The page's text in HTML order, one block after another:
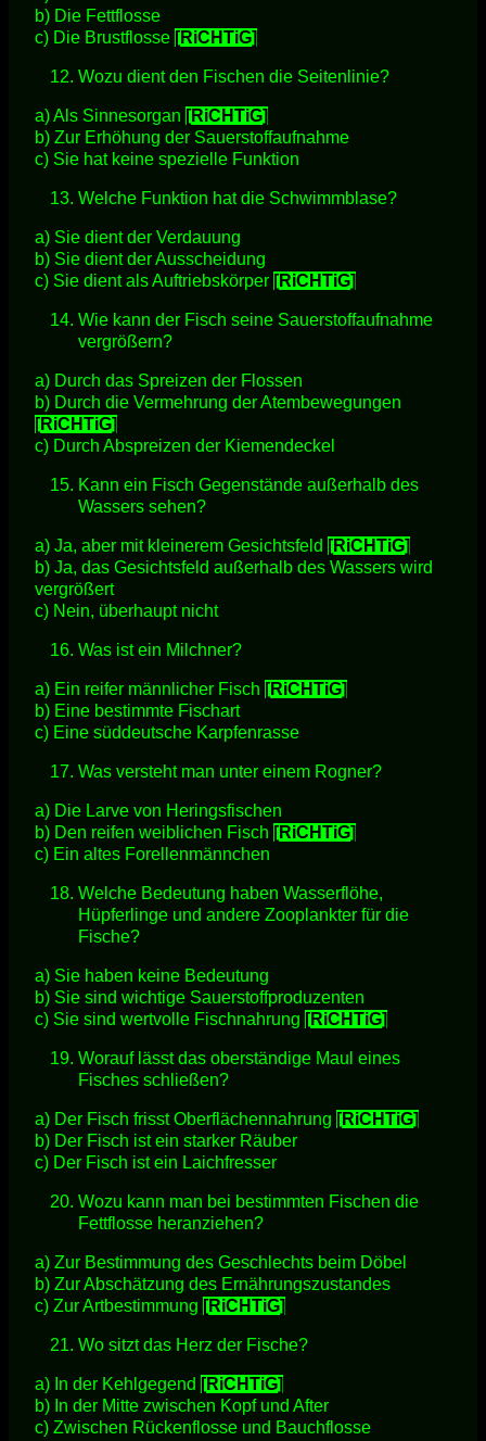
b) Die Fettflosse
c) Die Brustflosse [RiCHTiG]
Wozu dient den Fischen die Seitenlinie?
a) Als Sinnesorgan [RiCHTiG]
b) Zur Erhöhung der Sauerstoffaufnahme
c) Sie hat keine spezielle Funktion
Welche Funktion hat die Schwimmblase?
a) Sie dient der Verdauung
b) Sie dient der Ausscheidung
c) Sie dient als Auftriebskörper [RiCHTiG]
Wie kann der Fisch seine Sauerstoffaufnahme
vergrößern?
a) Durch das Spreizen der Flossen
b) Durch die Vermehrung der Atembewegungen
[RiCHTiG]
c) Durch Abspreizen der Kiemendeckel
Kann ein Fisch Gegenstände außerhalb des
Wassers sehen?
a) Ja, aber mit kleinerem Gesichtsfeld [RiCHTiG]
b) Ja, das Gesichtsfeld außerhalb des Wassers wird
vergrößert
c) Nein, überhaupt nicht
Was ist ein Milchner?
a) Ein reifer männlicher Fisch [RiCHTiG]
b) Eine bestimmte Fischart
c) Eine süddeutsche Karpfenrasse
Was versteht man unter einem Rogner?
a) Die Larve von Heringsfischen
b) Den reifen weiblichen Fisch [RiCHTiG]
c) Ein altes Forellenmännchen
Welche Bedeutung haben Wasserflöhe,
Hüpferlinge und andere Zooplankter für die
Fische?
a) Sie haben keine Bedeutung
b) Sie sind wichtige Sauerstoffproduzenten
c) Sie sind wertvolle Fischnahrung [RiCHTiG]
Worauf lässt das oberständige Maul eines
Fisches schließen?
a) Der Fisch frisst Oberflächennahrung [RiCHTiG]
b) Der Fisch ist ein starker Räuber
c) Der Fisch ist ein Laichfresser
Wozu kann man bei bestimmten Fischen die
Fettflosse heranziehen?
a) Zur Bestimmung des Geschlechts beim Döbel
b) Zur Abschätzung des Ernährungszustandes
c) Zur Artbestimmung [RiCHTiG]
Wo sitzt das Herz der Fische?
a) In der Kehlgegend [RiCHTiG]
b) In der Mitte zwischen Kopf und After
c) Zwischen Rückenflosse und Bauchflosse